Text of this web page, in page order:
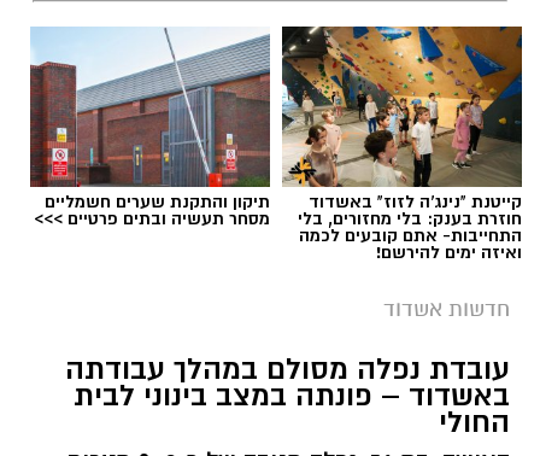
חוף לידו(משפחות) – מתקני ספורט ושעשועים,
חנייה גדולה חופשית, בר, בית ספר לגלישה וחנות
לציוד גלישה. בכל יום רביעי שוק אשדוד. מחוף לידו
יוצא המדרחוף דגל אדום
חוף אורנים(משפחות) מתקני ספורט ושעשועים.
בית קפה/מסעדה פתוחים על החוף. פודטראק
כדור, תאורת לילה, מרכז מסחרי שכולו מסעדות
מגוונות. חנות גלישה להשכרה. בכל יום שבת -
קדה המונית ושוק אמנים הצמודים לחוף.
תגים:התהפכות רייזר באשדוד
קייטנת "נינג'ה לזוז" באשדוד
חוזרת בענק: בלי מחזורים, בלי
התחייבות- אתם קובעים לכמה
ואיזה ימים להירשם!
תיקון והתקנת שערים חשמליים
מסחר תעשיה ובתים פרטיים >>>
חדשות אשדוד
עובדת נפלה מסולם במהלך עבודתה
באשדוד – פונתה במצב בינוני לבית
החולי